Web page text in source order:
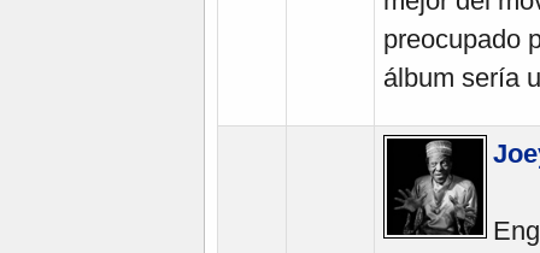
preocupado
álbum sería